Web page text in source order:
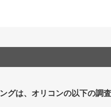
グは、オリコンの以下の調